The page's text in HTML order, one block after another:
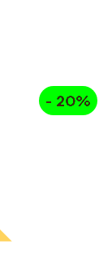
- 20%